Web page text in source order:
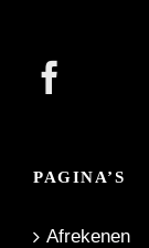
PAGINA’S
Afrekenen